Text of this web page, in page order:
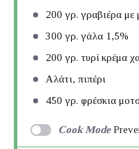
200 γρ. γραβιέρα με
300 γρ. γάλα 1,5%
200 γρ. τυρί κρέμα
Αλάτι, πιπέρι
450 γρ. φρέσκια
Cook Mode